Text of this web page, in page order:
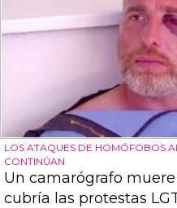
LOS ATAQUES DE HOMÓFOBOS
CONTINÚAN
Un camarógrafo
cubría las protestas